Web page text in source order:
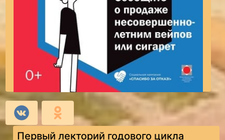
Первый лекторий годового цикла